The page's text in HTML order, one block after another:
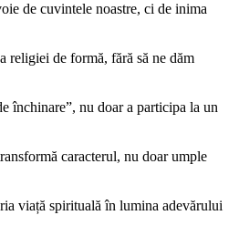
de cuvintele noastre, ci de inima
religiei de formă, fără să ne dăm
închinare”, nu doar a participa la un
caracterul, nu doar umple
viață spirituală în lumina adevărului